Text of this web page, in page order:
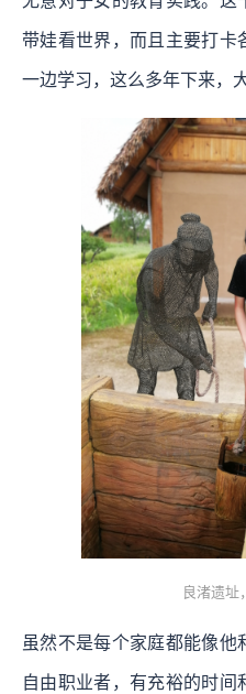
带娃看世界，而且主要打卡
一边学习，这么多年下来，
良渚遗址
虽然不是每个家庭都能像他
自由职业者，有充裕的时间